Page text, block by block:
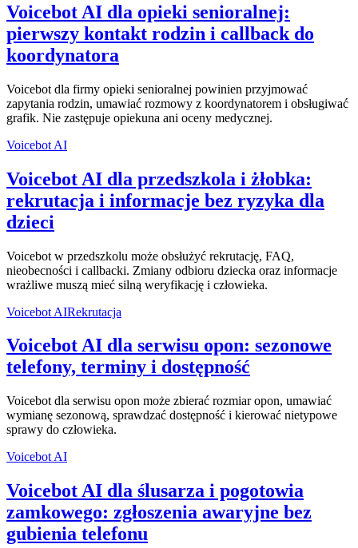
Voicebot AI dla opieki senioralnej:
pierwszy kontakt rodzin i callback do
koordynatora
Voicebot dla firmy opieki senioralnej powinien przyjmować
zapytania rodzin, umawiać rozmowy z koordynatorem i obsługiwać
grafik. Nie zastępuje opiekuna ani oceny medycznej.
Voicebot AI
Voicebot AI dla przedszkola i żłobka:
rekrutacja i informacje bez ryzyka dla
dzieci
Voicebot w przedszkolu może obsłużyć rekrutację, FAQ,
nieobecności i callbacki. Zmiany odbioru dziecka oraz informacje
wrażliwe muszą mieć silną weryfikację i człowieka.
Voicebot AIRekrutacja
Voicebot AI dla serwisu opon: sezonowe
telefony, terminy i dostępność
Voicebot dla serwisu opon może zbierać rozmiar opon, umawiać
wymianę sezonową, sprawdzać dostępność i kierować nietypowe
sprawy do człowieka.
Voicebot AI
Voicebot AI dla ślusarza i pogotowia
zamkowego: zgłoszenia awaryjne bez
gubienia telefonu